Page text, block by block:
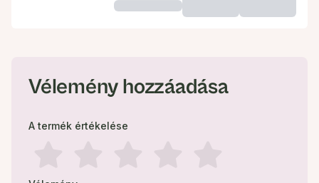
Vélemény hozzáadása
A termék értékelése